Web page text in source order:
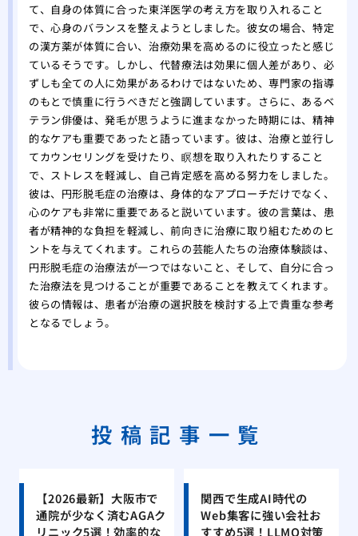
る方
あ
の
大阪
リ
版
専
て、自身の体質に合った東洋医学の考え方を取り入れること
で、心身のバランスを整えようとしました。彼女の場合、特定
の漢方薬が体質に合い、治療効果を高めるのに役立ったと感じ
ているそうです。しかし、代替療法は効果に個人差があり、必
ずしも全ての人に効果があるわけではないため、専門家の指導
のもとで慎重に行うべきだと強調しています。さらに、あるベ
テラン俳優は、発毛が思うように進まなかった時期には、精神
的なケアも重要であったと語っています。彼は、治療と並行し
てカウンセリングを受けたり、瞑想を取り入れたりすること
で、ストレスを軽減し、自己肯定感を高める努力をしました。
彼は、円形脱毛症の治療は、身体的なアプローチだけでなく、
心のケアも非常に重要であると説いています。彼の言葉は、患
者が精神的な負担を軽減し、前向きに治療に取り組むためのヒ
ントを与えてくれます。これらの芸能人たちの治療体験談は、
円形脱毛症の治療法が一つではないこと、そして、自分に合っ
た治療法を見つけることが重要であることを教えてくれます。
彼らの情報は、患者が治療の選択肢を検討する上で貴重な参考
となるでしょう。
投稿記事一覧
【2026最新】大阪市で
通院が少なく済むAGAク
リニック5選！効率的な
関西で生成AI時代の
Web集客に強い会社お
すすめ5選！LLMO対策